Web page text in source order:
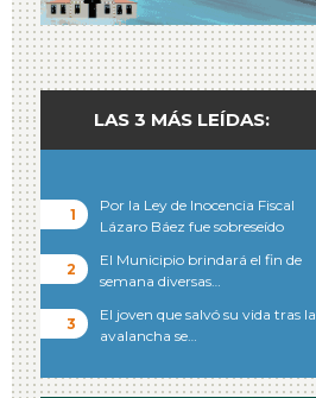
LAS 3 MÁS LEÍDAS:
Por la Ley de Inocencia Fiscal
Lázaro Báez fue sobreseído
El Municipio brindará el fin de
semana diversas…
El joven que salvó su vida tras la
avalancha se…